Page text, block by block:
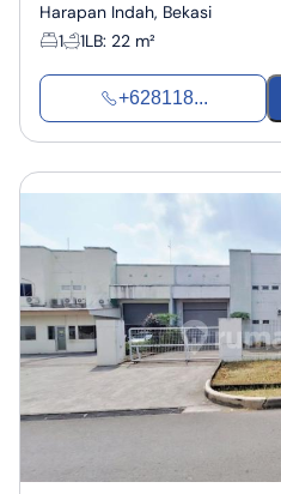
Harapan Indah, Bekasi
1
1LB: 22 m²
+628118...